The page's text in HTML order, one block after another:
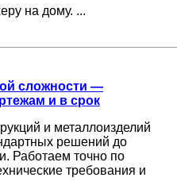
на дому. ...
сложности —
и в срок
и металлоизделий
решений до
Работаем точно по
требования и